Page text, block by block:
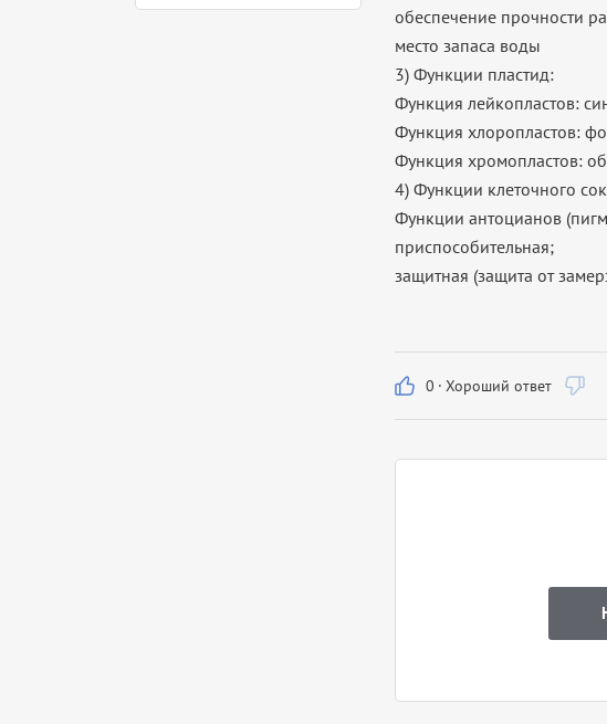
обеспечение прочности
место запаса воды
3) Функции пластид:
Функция лейкопластов:
Функция хлоропластов:
Функция хромопластов:
4) Функции клеточного
Функции антоцианов
приспособительная;
защитная (защита от
0 · Хороший ответ